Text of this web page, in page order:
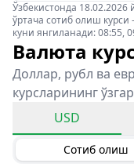
Ўзбекистонда 18.02.2026
ўртача сотиб олиш курси
куни янгиланади: 08:55,
Валюта
Доллар, рубл ва
курсларининг
USD
Сотиб олиш